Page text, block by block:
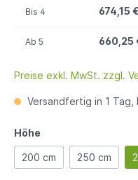
Bis 4 674,15
Ab 5 660,25
Preise exkl. MwSt. zzgl.
Versandfertig in 1
Höhe
200 cm 250 cm